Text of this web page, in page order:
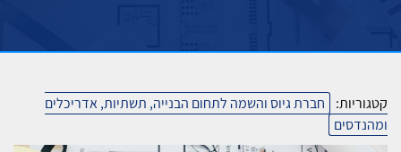
קטגוריות:
חברת גיוס והשמה לתחום הבנייה, תשתיות, אדריכלים
ומהנדסים